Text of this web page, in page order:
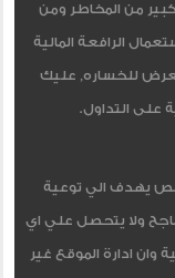
كبير من المخاطر ومن
الرافعة المالية
للخساره, عليك
على التداول.
يهدف الي توعية
ولا يتحصل علي اي
وان ادارة الموقع غير